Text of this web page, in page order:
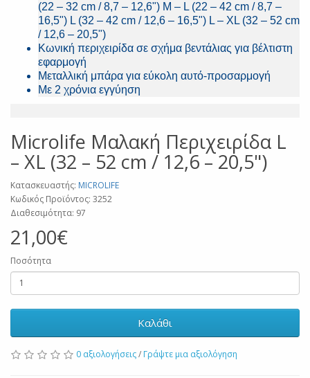
(22 – 32 cm / 8,7 – 12,6") M – L (22 – 42 cm / 8,7 –
16,5") L (32 – 42 cm / 12,6 – 16,5") L – XL (32 – 52 cm
/ 12,6 – 20,5")
Κωνική περιχειρίδα σε σχήμα βεντάλιας για βέλτιστη
εφαρμογή
Μεταλλική μπάρα για εύκολη αυτό-προσαρμογή
Με 2 χρόνια εγγύηση
Microlife Μαλακή Περιχειρίδα L
– XL (32 – 52 cm / 12,6 – 20,5")
Κατασκευαστής: MICROLIFE
Κωδικός Προϊόντος: 3252
Διαθεσιμότητα: 97
21,00€
Ποσότητα
Καλάθι
0 αξιολογήσεις/ Γράψτε μια αξιολόγηση